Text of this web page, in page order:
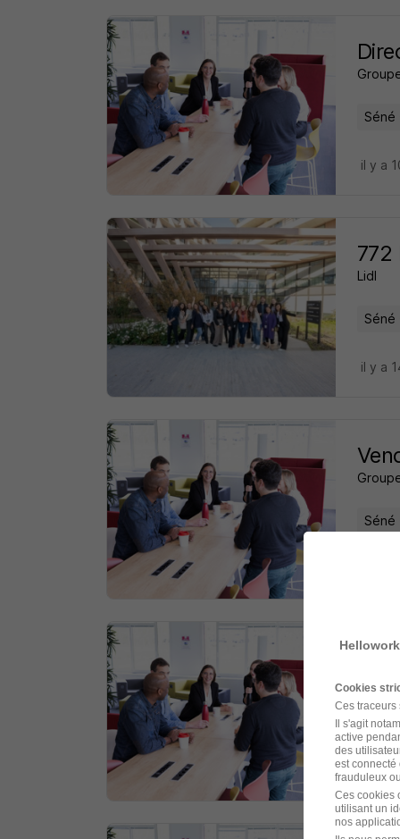
Séné
il y a
772
Lidl
Séné
il y a
Séné
Séné
il y a
Cookies
Ces traceurs
Il s'agit
active
des
est connecté
frauduleux
Ces cookies
utilisant un
nos